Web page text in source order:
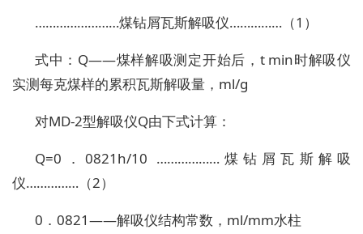
……………………煤钻屑瓦斯解吸仪……………（1）
式中：Q——煤样解吸测定开始后，t min时解吸仪
实测每克煤样的累积瓦斯解吸量，ml/g
对MD-2型解吸仪Q由下式计算：
Q=0．0821h/10 ………………煤钻屑瓦斯解吸
仪……………（2）
0．0821——解吸仪结构常数，ml/mm水柱